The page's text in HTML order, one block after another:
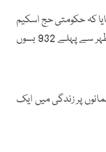
کہ حکومتی حج اسکیم
کے تحت 88 ہزار سے زائد عازمین آج ظہر سے پہلے 932 بسوں
پر زندگی میں ایک